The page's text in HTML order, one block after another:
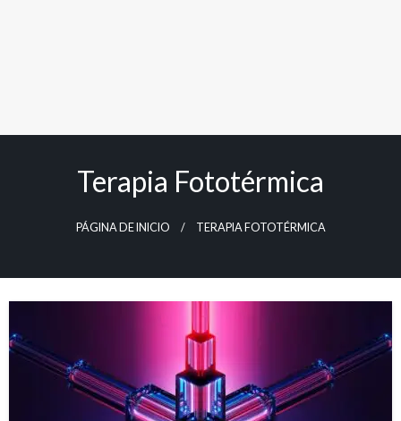
Terapia Fototérmica
PÁGINA DE INICIO TERAPIA FOTOTÉRMICA